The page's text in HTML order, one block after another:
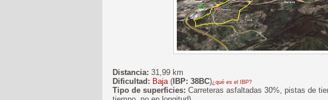
Distancia: 31,99 km
Dificultad: Baja( IBP: 38BC)¿qué es el IBP?
Tipo de superficies: Carreteras asfaltadas 30%, pistas de